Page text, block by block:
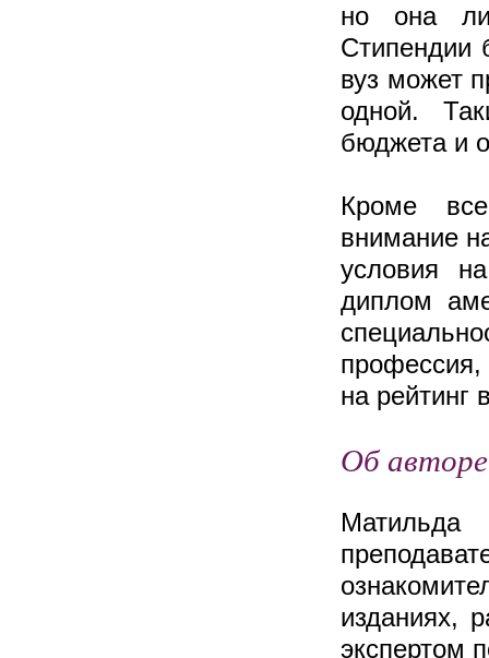
но она
Стипендии
вуз может
одной.
бюджета и
Кроме
внимание
условия
диплом
профессия,
на рейтинг
Об авторе
изданиях,
экспертом